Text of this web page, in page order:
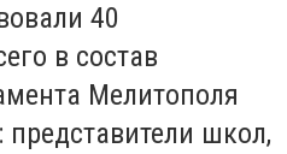
40
в состав
Мелитополя
представители школ,